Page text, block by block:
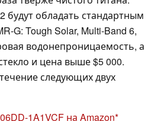
будут обладать стандартным
G: Tough Solar, Multi-Band 6,
водонепроницаемость, а
и цена выше $5 000.
следующих двух
1A1VCF на Amazon